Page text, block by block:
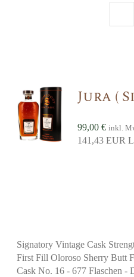
Jura (
99,00€ inkl.
141,43 EUR
Signatory Vintage Cask
First Fill Oloroso Sherry Butt
Cask No. 16 - 677 Flaschen -